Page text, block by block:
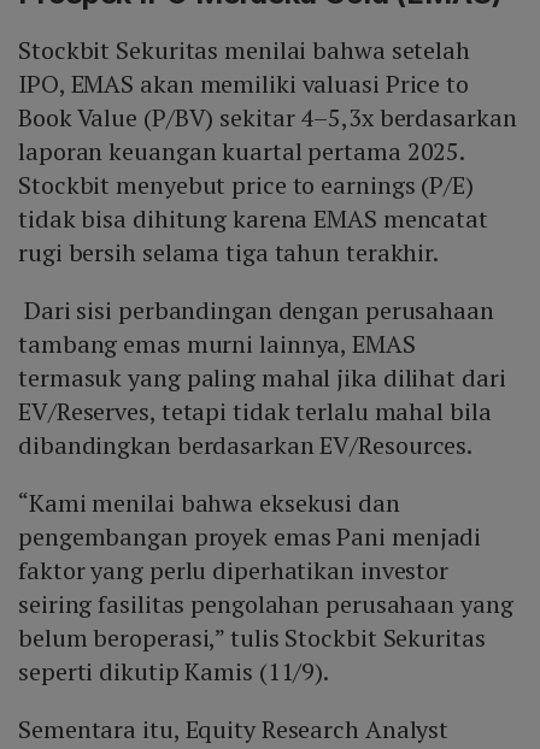
Stockbit Sekuritas menilai bahwa setelah
IPO, EMAS akan memiliki valuasi Price to
Book Value (P/BV) sekitar 4–5,3x berdasarkan
laporan keuangan kuartal pertama 2025.
Stockbit menyebut price to earnings (P/E)
tidak bisa dihitung karena EMAS mencatat
rugi bersih selama tiga tahun terakhir.
Dari sisi perbandingan dengan perusahaan
tambang emas murni lainnya, EMAS
termasuk yang paling mahal jika dilihat dari
EV/Reserves, tetapi tidak terlalu mahal bila
dibandingkan berdasarkan EV/Resources.
“Kami menilai bahwa eksekusi dan
pengembangan proyek emas Pani menjadi
faktor yang perlu diperhatikan investor
seiring fasilitas pengolahan perusahaan yang
belum beroperasi,” tulis Stockbit Sekuritas
seperti dikutip Kamis (11/9).
Sementara itu, Equity Research Analyst